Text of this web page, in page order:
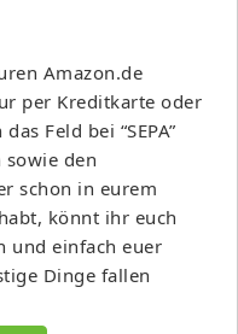
Amazon.de
per Kreditkarte oder
Feld bei “SEPA”
sowie den
schon in eurem
könnt ihr euch
und einfach euer
Dinge fallen